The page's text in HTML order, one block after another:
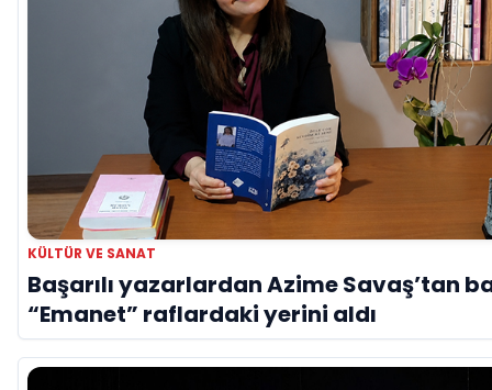
KÜLTÜR VE SANAT
Başarılı yazarlardan Azime Savaş’tan
“Emanet” raflardaki yerini aldı